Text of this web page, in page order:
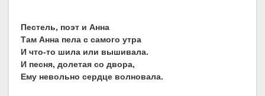
Пестель, поэт и Анна
Там Анна пела с самого утра
И что-то шила или вышивала.
И песня, долетая со двора,
Ему невольно сердце волновала.